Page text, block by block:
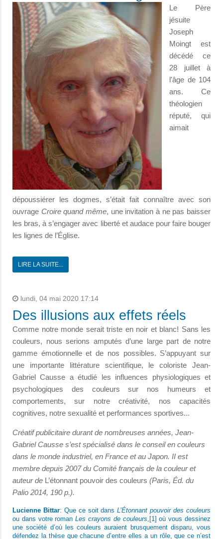
Le Père
jésuite
Joseph
Moingt est
décédé ce
28 juillet à
l'âge de 104
ans. Ce
théologien
réputé, qui
aimait
dépoussiérer les dogmes, s’était fait connaître avec son
ouvrage Croire quand même, une invitation à ne pas baisser
les bras, à s’engager avec liberté et audace pour faire bouger
les lignes de l’Église.
LIRE LA SUITE...
lundi, 04 mai 2020 17:14
Des illusions aux effets réels
Comme notre monde serait triste en noir et blanc! Sans les
couleurs, nous serions amputés d’une large part de notre
gamme émotionnelle et de nos possibles. S’appuyant sur
une importante littérature scientifique, le coloriste Jean-
Gabriel Causse a étudié les influences physiologiques et
psychologiques des couleurs sur nos humeurs et
comportements, sur notre créativité, nos capacités
cognitives, notre sexualité et performances sportives...
Créatif publicitaire durant de nombreuses années, Jean-
Gabriel Causse s’est spécialisé dans le conseil en couleurs
dans le monde industriel, en France et au Japon. II est
membre depuis 2007 du Comité français de la couleur et
auteur de L’étonnant pouvoir des couleurs (Paris, Éd. du
Palio 2014, 190 p.).
Lucienne Bittar: Que ce soit dansL’Étonnant pouvoir des couleurs
ou dans votre romanLes crayons de couleurs ,[1] où vous dessinez
une société d’où les couleurs auraient brusquement disparu, vous
défendez la thèse que chacune d’entre elles a un rôle, que ce n’est